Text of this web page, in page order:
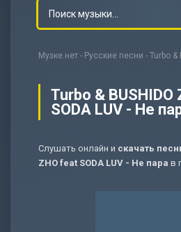
Музке.нет - Русские песни - Turbo &
Turbo & BUSHIDO
SODA LUV - Не
Слушать онлайн и скачать
ZHO feat SODA LUV - Не пара в